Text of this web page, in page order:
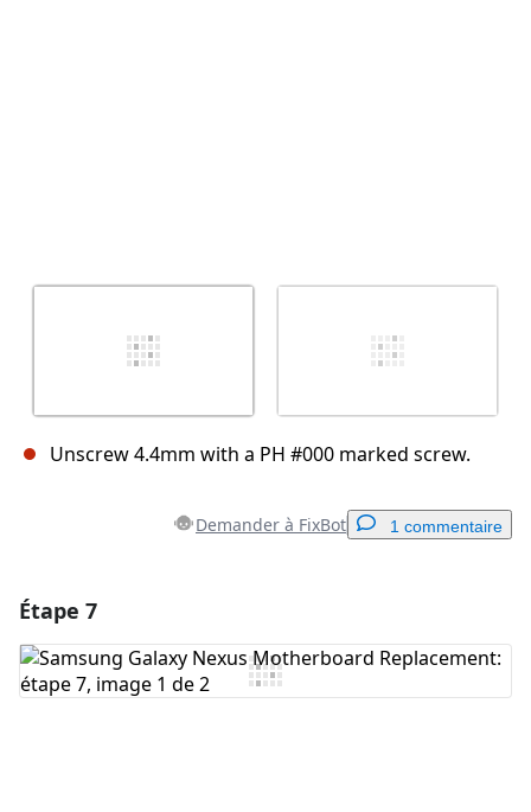
Unscrew 4.4mm with a PH #000 marked screw.
Demander à FixBot 1 commentaire
Ajouter un commentaire
Étape 7